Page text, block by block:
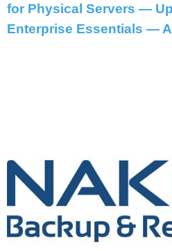
for Physical Servers —
Enterprise Essentials —